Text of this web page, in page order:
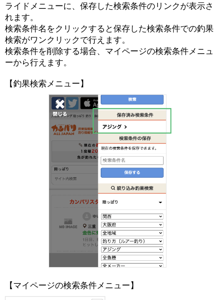
ライドメニューに、保存した検索条件のリンクが表示さ
れます。
検索条件名をクリックすると保存した検索条件での釣果
検索がワンクリックで行えます。
検索条件を削除する場合、マイページの検索条件メニュ
ーから行えます。
【釣果検索メニュー】
【マイページの検索条件メニュー】